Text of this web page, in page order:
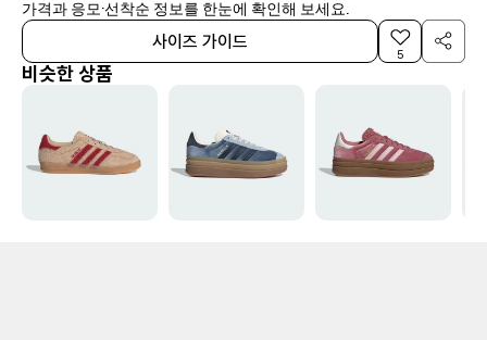
가격과 응모·선착순 정보를 한눈에 확인해 보세요.
사이즈 가이드
5
비슷한 상품